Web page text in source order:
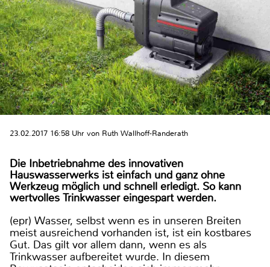
23.02.2017 16:58 Uhr von Ruth Wallhoff-Randerath
Die Inbetriebnahme des innovativen
Hauswasserwerks ist einfach und ganz ohne
Werkzeug möglich und schnell erledigt. So kann
wertvolles Trinkwasser eingespart werden.
(epr) Wasser, selbst wenn es in unseren Breiten
meist ausreichend vorhanden ist, ist ein kostbares
Gut. Das gilt vor allem dann, wenn es als
Trinkwasser aufbereitet wurde. In diesem